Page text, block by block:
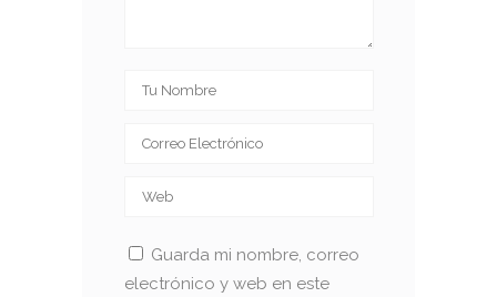
Guarda mi nombre, correo
electrónico y web en este